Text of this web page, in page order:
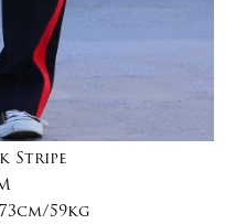
Stripe
59kg